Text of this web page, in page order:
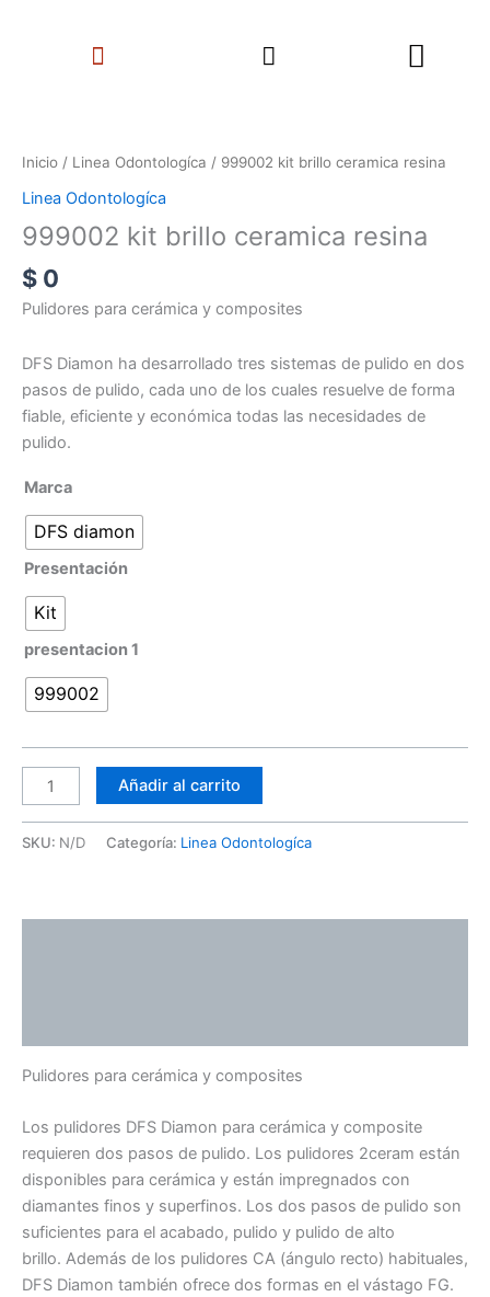
Menu Search
Inicio / Linea Odontologíca / 999002 kit brillo ceramica resina
Linea Odontologíca
999002 kit brillo ceramica resina
$ 0
Pulidores para cerámica y composites
DFS Diamon ha desarrollado tres sistemas de pulido en dos
pasos de pulido, cada uno de los cuales resuelve de forma
fiable, eficiente y económica todas las necesidades de
pulido.
Marca
DFS diamon
Presentación
Kit
presentacion 1
999002
brillo
resina
cantidad
Añadir al carrito
SKU: N/D Categoría: Linea Odontologíca
Pulidores para cerámica y composites
Los pulidores DFS Diamon para cerámica y composite
requieren dos pasos de pulido. Los pulidores 2ceram están
disponibles para cerámica y están impregnados con
diamantes finos y superfinos. Los dos pasos de pulido son
suficientes para el acabado, pulido y pulido de alto
brillo. Además de los pulidores CA (ángulo recto) habituales,
DFS Diamon también ofrece dos formas en el vástago FG.